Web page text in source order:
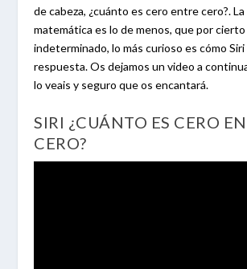
de cabeza, ¿cuánto es cero entre cero?.
matemática es lo de menos, que por cierto
indeterminado, lo más curioso es cómo Siri
respuesta. Os dejamos un video a
lo veais y seguro que os encantará.
SIRI ¿CUÁNTO ES CERO
CERO?